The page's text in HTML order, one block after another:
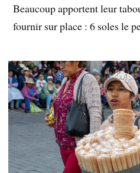
Beaucoup apportent leur
fournir sur place : 6 soles le